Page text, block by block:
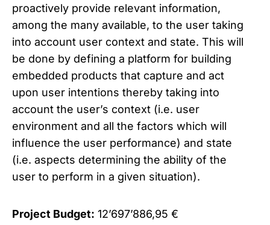
proactively provide relevant information,
among the many available, to the user taking
into account user context and state. This will
be done by defining a platform for building
embedded products that capture and act
upon user intentions thereby taking into
account the user’s context (i.e. user
environment and all the factors which will
influence the user performance) and state
(i.e. aspects determining the ability of the
user to perform in a given situation).
Project Budget: 12’697’886,95 €